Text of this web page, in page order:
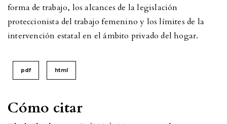
Cómo citar
forma de trabajo, los alcances de la legislación
proteccionista del trabajo femenino y los límites de la
intervención estatal en el ámbito privado del hogar.
pdf html